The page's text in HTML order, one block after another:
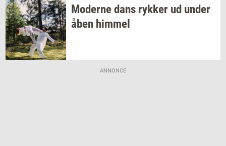
Mo­der­ne dans ryk­ker ud under
åben him­mel
ANNONCE